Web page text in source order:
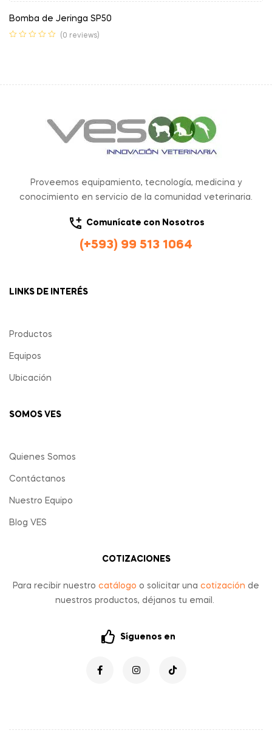
Bomba de Jeringa SP50
(0 reviews)
Proveemos equipamiento, tecnología, medicina y
conocimiento en servicio de la comunidad veterinaria.
Comunícate con Nosotros
(+593) 99 513 1064
LINKS DE INTERÉS
Productos
Equipos
Ubicación
SOMOS VES
Quienes Somos
Contáctanos
Nuestro Equipo
Blog VES
COTIZACIONES
Para recibir nuestro catálogo o solicitar una cotización de
nuestros productos, déjanos tu email.
Síguenos en